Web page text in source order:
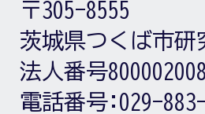
〒305-8555
茨城県つくば市研
法人番号
電話番号: 029-